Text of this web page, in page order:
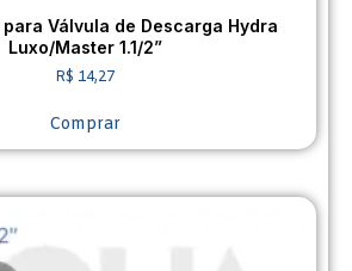
Válvula de Descarga Hydra
Luxo/Master 1.1/2”
R$ 14,27
Comprar